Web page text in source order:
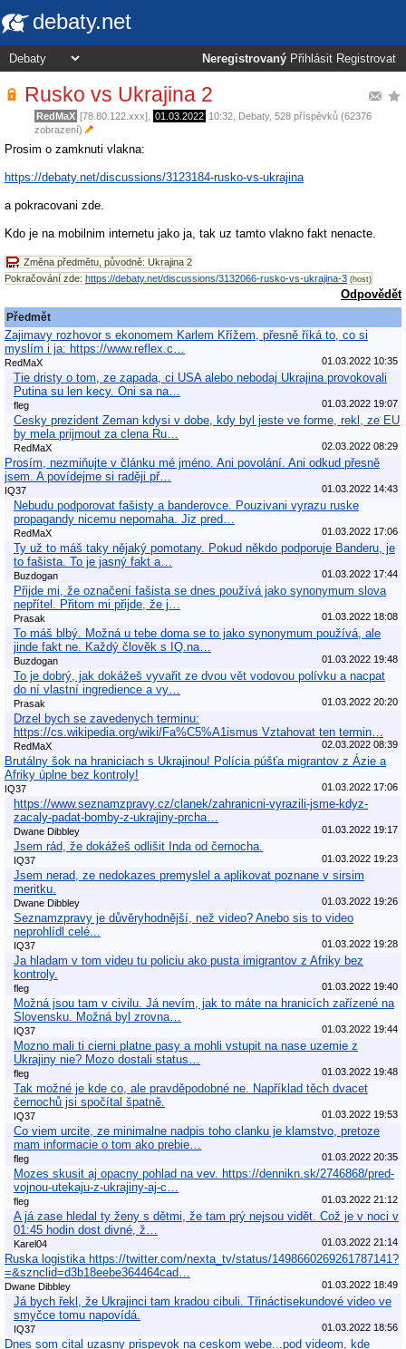
debaty.net
Neregistrovaný Přihlásit Registrovat
Rusko vs Ukrajina 2
RedMaX [78.80.122.xxx], 01.03.2022 10:32 Debaty, 528 příspěvků (62376
zobrazení)
Prosim o zamknuti vlakna:
https://debaty.net/discussions/3123184-rusko-vs-ukrajina
a pokracovani zde.
Kdo je na mobilnim internetu jako ja, tak uz tamto vlakno fakt nenacte.
Změna předmětu, původně: Ukrajina 2
Pokračování zde: https://debaty.net/discussions/3132066-rusko-vs-ukrajina-3 (host)
Odpovědět
Předmět
Zajimavy rozhovor s ekonomem Karlem Křížem, přesně říká to, co si
myslím i ja: https://www.reflex.c…
RedMaX 01.03.2022 10:35
Tie dristy o tom, ze zapada, ci USA alebo nebodaj Ukrajina provokovali
Putina su len kecy. Oni sa na…
fleg 01.03.2022 19:07
Cesky prezident Zeman kdysi v dobe, kdy byl jeste ve forme, rekl, ze EU
by mela prijmout za clena Ru…
RedMaX 02.03.2022 08:29
Prosím, nezmiňujte v článku mé jméno. Ani povolání. Ani odkud přesně
jsem. A povídejme si raději př…
IQ37 01.03.2022 14:43
Nebudu podporovat fašisty a banderovce. Pouzivani vyrazu ruske
propagandy nicemu nepomaha. Jiz pred…
RedMaX 01.03.2022 17:06
Ty už to máš taky nějaký pomotany. Pokud někdo podporuje Banderu, je
to fašista. To je jasný fakt a…
Buzdogan 01.03.2022 17:44
Přijde mi, že označení fašista se dnes používá jako synonymum slova
nepřítel. Přitom mi přijde, že j…
Prasak 01.03.2022 18:08
To máš blbý. Možná u tebe doma se to jako synonymum používá, ale
jinde fakt ne. Každý člověk s IQ.na…
Buzdogan 01.03.2022 19:48
To je dobrý, jak dokážeš vyvařit ze dvou vět vodovou polívku a nacpat
do ní vlastní ingredience a vy…
Prasak 01.03.2022 20:20
Drzel bych se zavedenych terminu:
https://cs.wikipedia.org/wiki/Fa%C5%A1ismus Vztahovat ten termin…
RedMaX 02.03.2022 08:39
Brutálny šok na hraniciach s Ukrajinou! Polícia púšťa migrantov z Ázie a
Afriky úplne bez kontroly!
IQ37 01.03.2022 17:06
https://www.seznamzpravy.cz/clanek/zahranicni-vyrazili-jsme-kdyz-
zacaly-padat-bomby-z-ukrajiny-prcha…
Dwane Dibbley 01.03.2022 19:17
Jsem rád, že dokážeš odlišit Inda od černocha.
IQ37 01.03.2022 19:23
Jsem nerad, ze nedokazes premyslel a aplikovat poznane v sirsim
meritku.
Dwane Dibbley 01.03.2022 19:26
Seznamzpravy je důvěryhodnější, než video? Anebo sis to video
neprohlídl celé...
IQ37 01.03.2022 19:28
Ja hladam v tom videu tu policiu ako pusta imigrantov z Afriky bez
kontroly.
fleg 01.03.2022 19:40
Možná jsou tam v civilu. Já nevím, jak to máte na hranicích zařízené na
Slovensku. Možná byl zrovna…
IQ37 01.03.2022 19:44
Mozno mali ti cierni platne pasy a mohli vstupit na nase uzemie z
Ukrajiny nie? Mozo dostali status…
fleg 01.03.2022 19:48
Tak možné je kde co, ale pravděpodobné ne. Například těch dvacet
černochů jsi spočítal špatně.
IQ37 01.03.2022 19:53
Co viem urcite, ze minimalne nadpis toho clanku je klamstvo, pretoze
mam informacie o tom ako prebie…
fleg 01.03.2022 20:35
Mozes skusit aj opacny pohlad na vev. https://dennikn.sk/2746868/pred-
vojnou-utekaju-z-ukrajiny-aj-c…
fleg 01.03.2022 21:12
A já zase hledal ty ženy s dětmi, že tam prý nejsou vidět. Což je v noci v
01:45 hodin dost divné, ž…
Karel04 01.03.2022 21:14
Ruska logistika https://twitter.com/nexta_tv/status/1498660269261787141?
=&sznclid=d3b18eebe364464cad…
Dwane Dibbley 01.03.2022 18:49
Já bych řekl, že Ukrajinci tam kradou cibuli. Třináctisekundové video ve
smyčce tomu napovídá.
IQ37 01.03.2022 18:56
Dnes som cital uzasny prispevok na ceskom webe...pod videom, kde